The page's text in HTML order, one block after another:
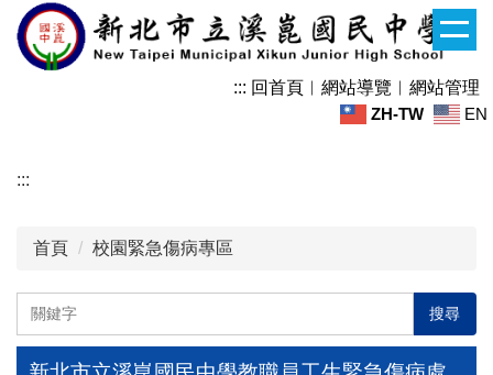
跳
到
區
::: 回首頁 ︱ 網站導覽 ︱ 網站管理
ZH-TW
EN
:::
首頁 校園緊急傷病專區
搜尋